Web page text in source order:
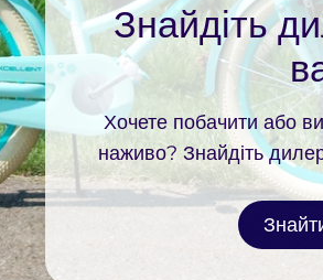
Знайдіть
Хочете побачити або
наживо? Знайдіть